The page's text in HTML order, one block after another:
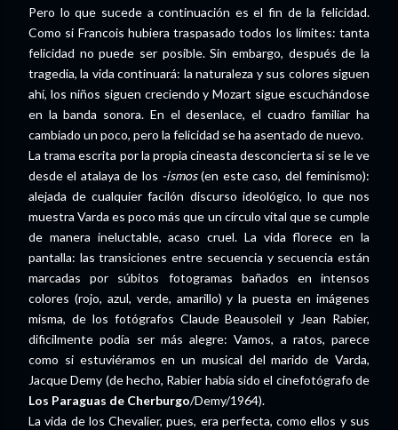
Pero lo que sucede a continuación es el fin de la felicidad.
Como si Francois hubiera traspasado todos los límites: tanta
felicidad no puede ser posible. Sin embargo, después de la
tragedia, la vida continuará: la naturaleza y sus colores siguen
ahí, los niños siguen creciendo y Mozart sigue escuchándose
en la banda sonora. En el desenlace, el cuadro familiar ha
cambiado un poco, pero la felicidad se ha asentado de nuevo.
La trama escrita por la propia cineasta desconcierta si se le ve
desde el atalaya de los -ismos(en este caso, del feminismo):
alejada de cualquier facilón discurso ideológico, lo que nos
muestra Varda es poco más que un círculo vital que se cumple
de manera ineluctable, acaso cruel. La vida florece en la
pantalla: las transiciones entre secuencia y secuencia están
marcadas por súbitos fotogramas bañados en intensos
colores (rojo, azul, verde, amarillo) y la puesta en imágenes
misma, de los fotógrafos Claude Beausoleil y Jean Rabier,
dificilmente podía ser más alegre: Vamos, a ratos, parece
como si estuviéramos en un musical del marido de Varda,
Jacque Demy (de hecho, Rabier había sido el cinefotógrafo de
Los Paraguas de Cherburgo/Demy/1964).
La vida de los Chevalier, pues, era perfecta, como ellos y sus